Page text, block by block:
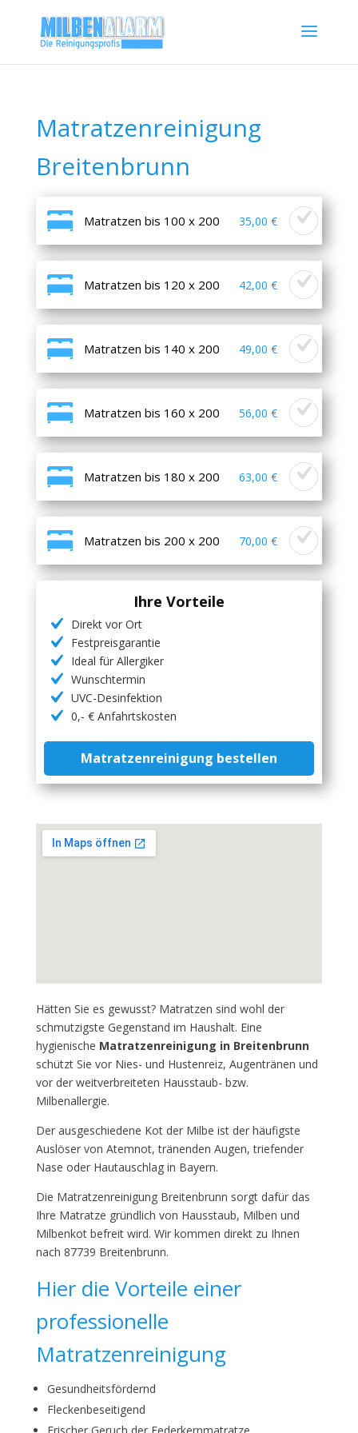
Matratzenreinigung
Breitenbrunn
Matratzen bis 100 x 200 35,00 €
Matratzen bis 120 x 200 42,00 €
Matratzen bis 140 x 200 49,00 €
Matratzen bis 160 x 200 56,00 €
Matratzen bis 180 x 200 63,00 €
Matratzen bis 200 x 200 70,00 €
Ihre Vorteile
Direkt vor Ort
Festpreisgarantie
Ideal für Allergiker
Wunschtermin
UVC-Desinfektion
0,- € Anfahrtskosten
Matratzenreinigung bestellen
Hätten Sie es gewusst? Matratzen sind wohl der
schmutzigste Gegenstand im Haushalt. Eine
hygienische Matratzenreinigung in Breitenbrunn
schützt Sie vor Nies- und Hustenreiz, Augentränen und
vor der weitverbreiteten Hausstaub- bzw.
Milbenallergie.
Der ausgeschiedene Kot der Milbe ist der häufigste
Auslöser von Atemnot, tränenden Augen, triefender
Nase oder Hautauschlag in Bayern.
Die Matratzenreinigung Breitenbrunn sorgt dafür das
Ihre Matratze gründlich von Hausstaub, Milben und
Milbenkot befreit wird. Wir kommen direkt zu Ihnen
nach 87739 Breitenbrunn.
Hier die Vorteile einer
professionelle
Matratzenreinigung
Gesundheitsfördernd
Fleckenbeseitigend